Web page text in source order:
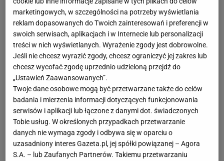
marketingowych, w szczególności na potrzeby wyświetlania
reklam dopasowanych do Twoich zainteresowań i preferencji w
swoich serwisach, aplikacjach i w Internecie lub personalizacji
treści w nich wyświetlanych. Wyrażenie zgody jest dobrowolne.
Jeśli nie chcesz wyrazić zgody, chcesz ograniczyć jej zakres lub
chcesz wycofać zgodę uprzednio udzieloną przejdź do
„Ustawień Zaawansowanych”.
Twoje dane osobowe mogą być przetwarzane także do celów
badania i mierzenia informacji dotyczących funkcjonowania
serwisów i aplikacji lub łączone z danymi dot. świadczonych
Tobie usług. W określonych przypadkach przetwarzanie
danych nie wymaga zgody i odbywa się w oparciu o
uzasadniony interes Gazeta.pl, jej spółki powiązanej – Agora
S.A. – lub Zaufanych Partnerów. Takiemu przetwarzaniu